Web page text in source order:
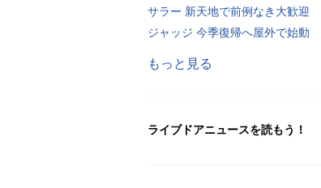
サラー 新天地で前例なき大歓迎
ジャッジ 今季復帰へ屋外で始動
もっと見る
ライブドアニュースを読もう！